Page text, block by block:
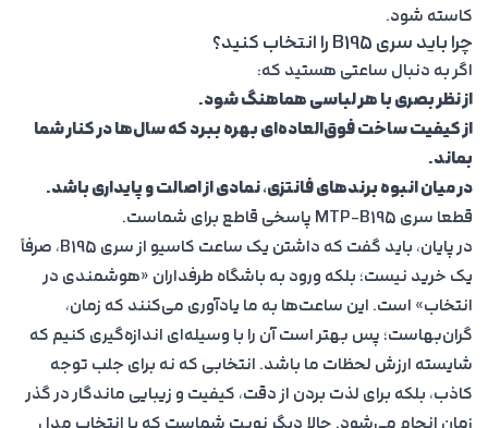
کاسته شود.
چرا باید سری B195 را انتخاب کنید؟
اگر به دنبال ساعتی هستید که:
از نظر بصری با هر لباسی هماهنگ شود.
از کیفیت ساخت فوق‌العاده‌ای بهره ببرد که سال‌ها در کنار شما
بماند.
در میان انبوه برندهای فانتزی، نمادی از اصالت و پایداری باشد.
قطعا سری MTP-B195 پاسخی قاطع برای شماست.
در پایان، باید گفت که داشتن یک ساعت کاسیو از سری B195، صرفاً
یک خرید نیست؛ بلکه ورود به باشگاه طرفداران «هوشمندی در
انتخاب» است. این ساعت‌ها به ما یادآوری می‌کنند که زمان،
گران‌بهاست؛ پس بهتر است آن را با وسیله‌ای اندازه‌گیری کنیم که
شایسته ارزش لحظات ما باشد. انتخابی که نه برای جلب توجه
کاذب، بلکه برای لذت بردن از دقت، کیفیت و زیبایی ماندگار در گذر